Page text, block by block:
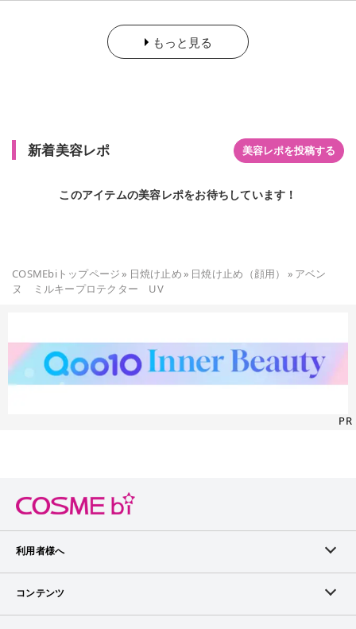
もっと見る
新着美容レポ 美容レポを投稿する
このアイテムの美容レポをお待ちしています！
COSMEbiトップページ» 日焼け止め» 日焼け止め（顔用） » アベン
ヌ ミルキープロテクター UV
PR
利用者様へ
メンバーログイン
コンテンツ